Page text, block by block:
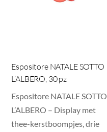
Espositore NATALE SOTTO
L’ALBERO, 30 pz
Espositore NATALE SOTTO
L’ALBERO – Display met
thee-kerstboompjes, drie